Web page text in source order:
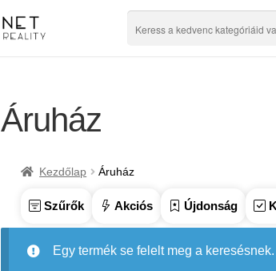
Áruház
Kezdőlap Áruház
Szűrők Akciós Újdonság
Egy termék se felelt meg a keresésnek.